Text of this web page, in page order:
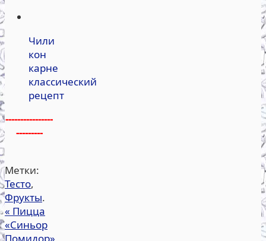
Чили
кон
карне
классический
рецепт
----------------
---------
Метки:
Тесто,
Фрукты.
« Пицца
«Синьор